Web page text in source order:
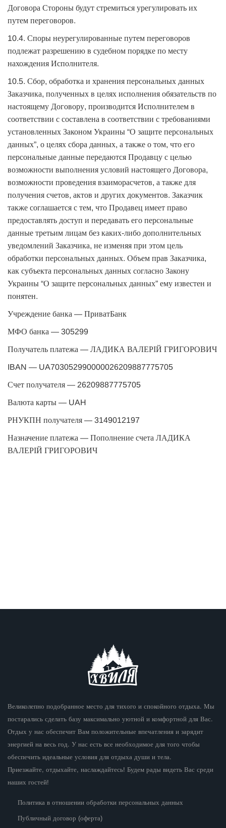
Договора Стороны будут стремиться урегулировать их
путем переговоров.
10.4. Споры неурегулированные путем переговоров
подлежат разрешению в судебном порядке по месту
нахождения Исполнителя.
10.5. Сбор, обработка и хранения персональных данных
Заказчика, полученных в целях исполнения обязательств по
настоящему Договору, производится Исполнителем в
соответствии с составлена в соответствии с требованиями
установленных Законом Украины “О защите персональных
данных”, о целях сбора данных, а также о том, что его
персональные данные передаются Продавцу с целью
возможности выполнения условий настоящего Договора,
возможности проведения взаиморасчетов, а также для
получения счетов, актов и других документов. Заказчик
также соглашается с тем, что Продавец имеет право
предоставлять доступ и передавать его персональные
данные третьим лицам без каких-либо дополнительных
уведомлений Заказчика, не изменяя при этом цель
обработки персональных данных. Объем прав Заказчика,
как субъекта персональных данных согласно Закону
Украины “О защите персональных данных” ему известен и
понятен.
Учреждение банка — ПриватБанк
МФО банка — 305299
Получатель платежа — ЛАДИКА ВАЛЕРІЙ ГРИГОРОВИЧ
IBAN — UA703052990000026209887775705
Счет получателя — 26209887775705
Валюта карты — UAH
РНУКПН получателя — 3149012197
Назначение платежа — Пополнение счета ЛАДИКА
ВАЛЕРІЙ ГРИГОРОВИЧ
Великолепно подобранное место для тихого и спокойного отдыха. Мы
постарались сделать базу максимально уютной и комфортной для Вас.
Отдых у нас обеспечит Вам положительные впечатления и зарядит
энергией на весь год. У нас есть все необходимое для того чтобы
обеспечить идеальные условия для отдыха души и тела.
Приезжайте, отдыхайте, наслаждайтесь! Будем рады видеть Вас среди
наших гостей!
Политика в отношении обработки персональных данных
Публичный договор (оферта)